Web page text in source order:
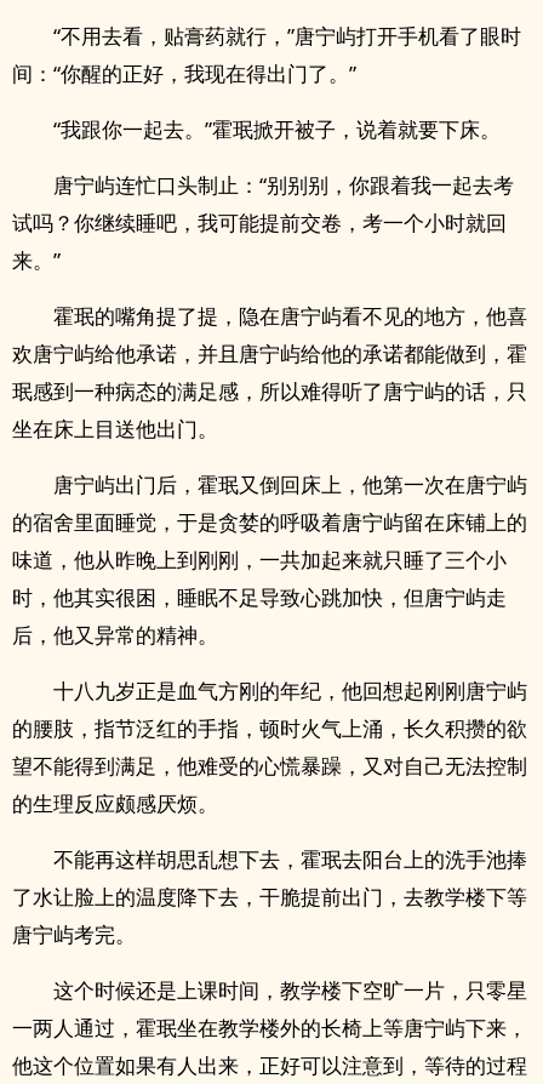
“不用去看，贴膏药就行，”唐宁屿打开手机看了眼时
间：“你醒的正好，我现在得出门了。”
“我跟你一起去。”霍珉掀开被子，说着就要下床。
唐宁屿连忙口头制止：“别别别，你跟着我一起去考
试吗？你继续睡吧，我可能提前交卷，考一个小时就回
来。”
霍珉的嘴角提了提，隐在唐宁屿看不见的地方，他喜
欢唐宁屿给他承诺，并且唐宁屿给他的承诺都能做到，霍
珉感到一种病态的满足感，所以难得听了唐宁屿的话，只
坐在床上目送他出门。
唐宁屿出门后，霍珉又倒回床上，他第一次在唐宁屿
的宿舍里面睡觉，于是贪婪的呼吸着唐宁屿留在床铺上的
味道，他从昨晚上到刚刚，一共加起来就只睡了三个小
时，他其实很困，睡眠不足导致心跳加快，但唐宁屿走
后，他又异常的精神。
十八九岁正是血气方刚的年纪，他回想起刚刚唐宁屿
的腰肢，指节泛红的手指，顿时火气上涌，长久积攒的欲
望不能得到满足，他难受的心慌暴躁，又对自己无法控制
的生理反应颇感厌烦。
不能再这样胡思乱想下去，霍珉去阳台上的洗手池捧
了水让脸上的温度降下去，干脆提前出门，去教学楼下等
唐宁屿考完。
这个时候还是上课时间，教学楼下空旷一片，只零星
一两人通过，霍珉坐在教学楼外的长椅上等唐宁屿下来，
他这个位置如果有人出来，正好可以注意到，等待的过程